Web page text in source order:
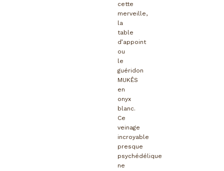
cette
merveille,
la
table
d’appoint
ou
le
guéridon
MUKÊS
en
onyx
blanc.
Ce
veinage
incroyable
presque
psychédélique
ne